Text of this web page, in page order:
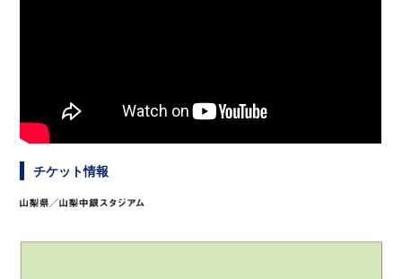
チケット情報